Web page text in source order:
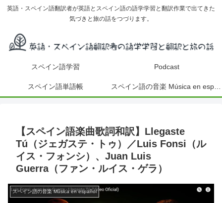
英語・スペイン語翻訳者が英語とスペイン語の語学学習と翻訳作業で出てきた
気づきと旅の話をつづります。
スペイン語学習 Podcast
スペイン語単語帳
【スペイン語楽曲歌詞和訳】Llegaste
Tú（ジェガステ・トゥ）／Luis Fonsi（ル
イス・フォンシ）、Juan Luis
Guerra（ファン・ルイス・ゲラ）
スペイン語の音楽 Música en español